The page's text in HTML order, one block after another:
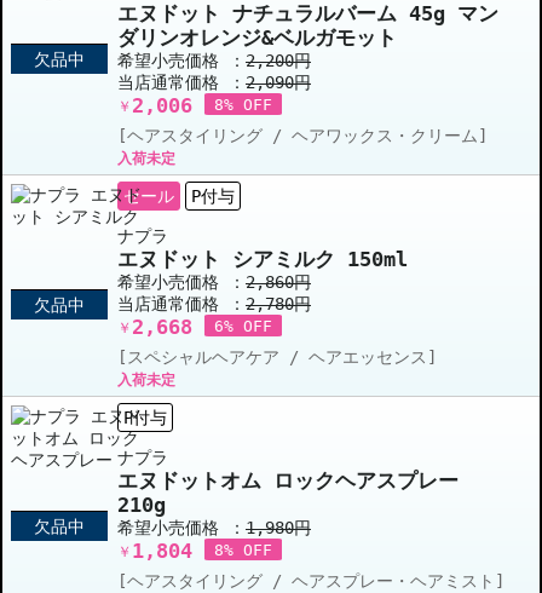
欠品中
エヌドット ナチュラルバーム 45g マン
ダリンオレンジ&ベルガモット
希望小売価格 ： 2,200円
当店通常価格 ： 2,090円
￥ 2,006 8% OFF
[ヘアスタイリング / ヘアワックス・クリーム]
入荷未定
欠品中
セール P付与
ナプラ
エヌドット シアミルク 150ml
希望小売価格 ： 2,860円
当店通常価格 ： 2,780円
￥ 2,668 6% OFF
[スペシャルヘアケア / ヘアエッセンス]
入荷未定
欠品中
P付与
ナプラ
エヌドットオム ロックヘアスプレー
210g
希望小売価格 ： 1,980円
￥ 1,804 8% OFF
[ヘアスタイリング / ヘアスプレー・ヘアミスト]